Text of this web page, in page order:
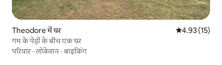
Theodore में घर औसत रेटिंग 5 में
4.93 (15)
गम के पेड़ों के बीच एक घर
परिवार ·लोकेशन ·बाइकिंग